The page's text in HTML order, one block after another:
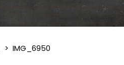
> IMG_6950